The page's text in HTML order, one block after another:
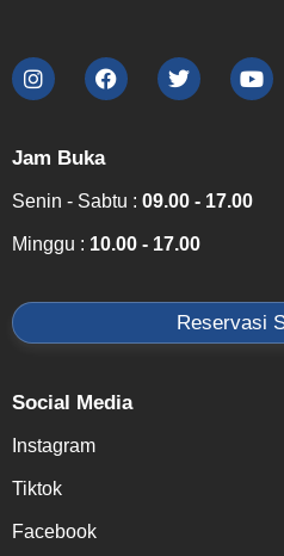
Jam Buka
Senin - Sabtu : 09.00 - 17.00
Minggu : 10.00 - 17.00
Reservasi
Social Media
Instagram
Tiktok
Facebook